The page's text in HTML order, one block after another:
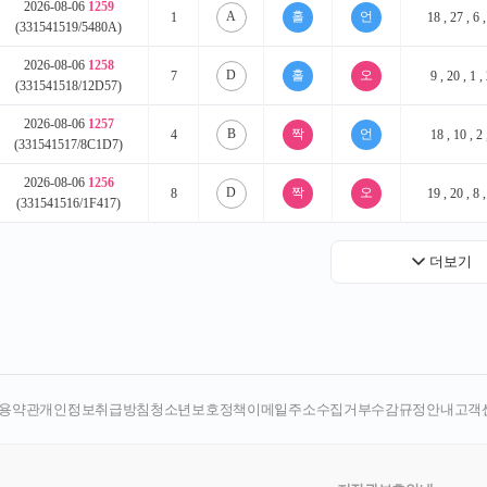
약관개인정보취급방침 청소년보호정책 이메일주소수집거부수감규정안내 고객